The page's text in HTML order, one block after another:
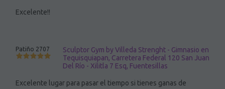
Excelente!!
Patiño 2707
Sculptor Gym by Villeda Strenght - Gimnasio en
Tequisquiapan, Carretera Federal 120 San Juan
Del Río - Xilitla 7 Esq, Fuentesillas
Excelente lugar para pasar el tiempo si tienes ganas de